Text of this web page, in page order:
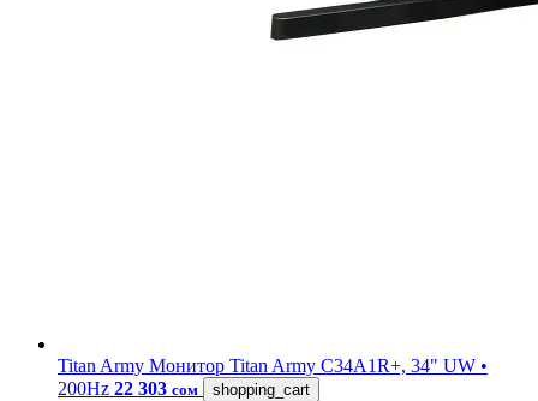
Titan Army Монитор Titan Army C34A1R+, 34" UW •
200Hz 22 303 сом shopping_cart